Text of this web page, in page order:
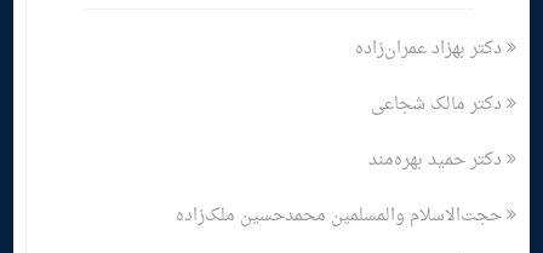
دکتر بهزاد عمران‌زاده
دکتر مالک شجاعی
دکتر حمید بهره‌مند
حجت‌الاسلام والمسلمین محمدحسین ملک‌زاده